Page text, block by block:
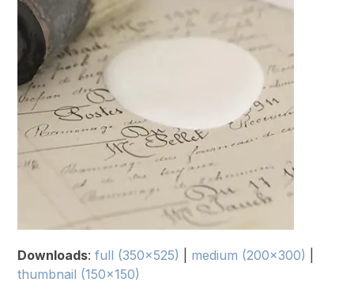
Downloads:full (350x525) medium (200x300)
thumbnail (150x150)